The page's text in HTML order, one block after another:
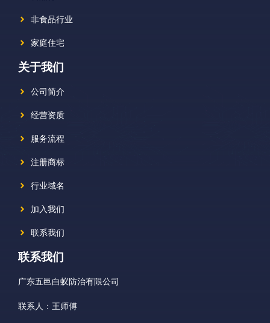
非食品行业
家庭住宅
关于我们
公司简介
经营资质
服务流程
注册商标
行业域名
加入我们
联系我们
联系我们
广东五邑白蚁防治有限公司
联系人：王师傅